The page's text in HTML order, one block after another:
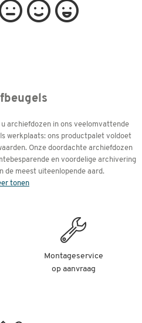
archiefdozen in ons veelomvattende
werkplaats: ons productpalet voldoet
Onze doordachte archiefdozen
en voordelige archivering
de meest uiteenlopende aard.
tonen
Montageservice
op aanvraag